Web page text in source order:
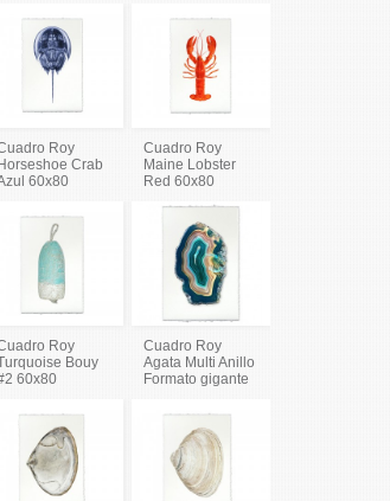
Roy
Horseshoe Crab
60x80
Cuadro Roy
Maine Lobster
Red 60x80
Roy
Bouy
60x80
Cuadro Roy
Agata Multi Anillo
Formato gigante